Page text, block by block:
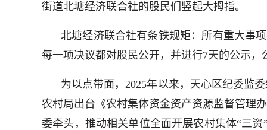
街道北塘经济联合社的股民们竖起大拇指。
北塘经济联合社有条铁规矩：所有重大事
每一项决议都对股民公开，并进行7天的公示，
为以点带面，2025年以来，天心区纪委监
农村局出台《农村集体资金资产资源监督管理
委牵头，推动相关单位全面开展农村集体“三